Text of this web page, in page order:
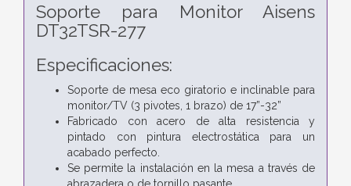
Soporte para Monitor Aisens
DT32TSR-277
Especificaciones:
Soporte de mesa eco giratorio e inclinable para
monitor/TV (3 pivotes, 1 brazo) de 17”-32”
Fabricado con acero de alta resistencia y
pintado con pintura electrostática para un
acabado perfecto.
Se permite la instalación en la mesa a través de
abrazadera o de tornillo pasante